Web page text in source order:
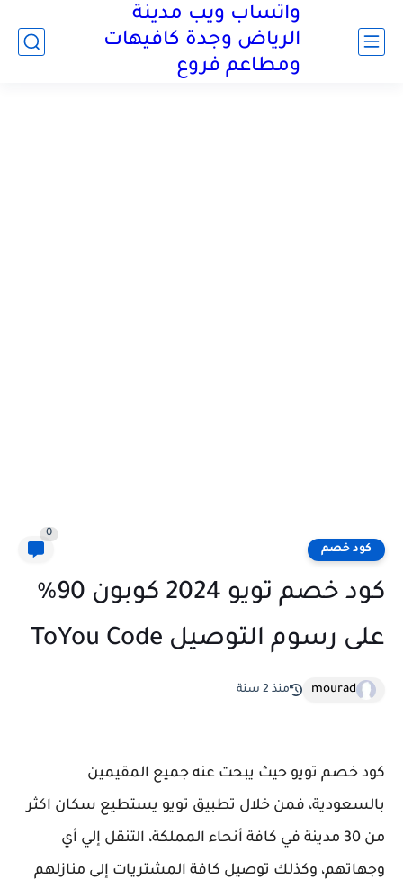
واتساب ويب مدينة
الرياض وجدة كافيهات
ومطاعم فروع
كود خصم
0
كود خصم تويو 2024 كوبون 90%
على رسوم التوصيل ToYou Code
mourad منذ 2 سنة
كود خصم تويو حيث يبحت عنه جميع المقيمين
بالسعودية، فمن خلال تطبيق تويو يستطيع سكان اكثر
من 30 مدينة في كافة أنحاء المملكة، التنقل إلي أي
وجهاتهم، وكذلك توصيل كافة المشتريات إلى منازلهم